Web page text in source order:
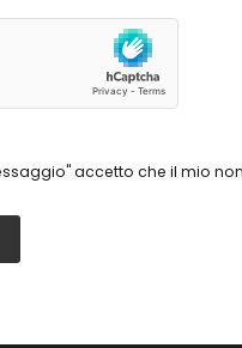
accetto che il mio